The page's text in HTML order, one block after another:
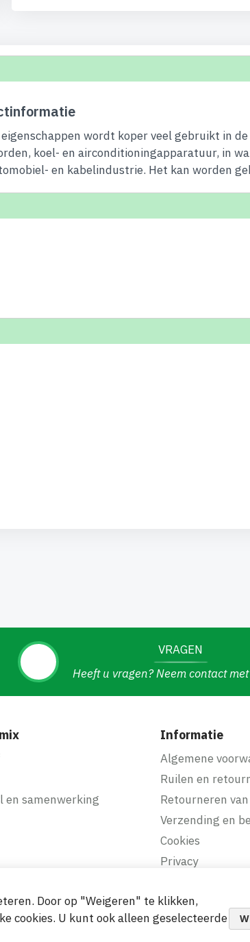
wordt koper veel gebruikt in
koel- en airconditioningapparatuur, in
en kabelindustrie. Het kan worden
VRAGEN
Heeft u vragen? Neem contact
en samenwerking
Informatie
Algemene
Ruilen en
Retourneren
Verzending en
Cookies
Privacy
betalingen
Door op "Weigeren" te klikken,
cookies. U kunt ook alleen geselecteerde